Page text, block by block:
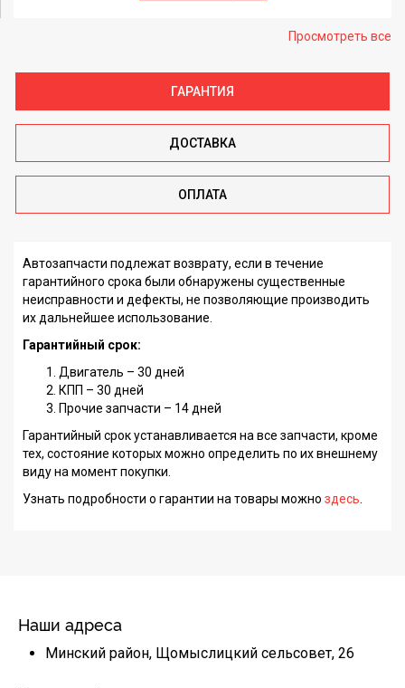
Просмотреть все
ГАРАНТИЯ
ДОСТАВКА
ОПЛАТА
Автозапчасти подлежат возврату, если в течение
гарантийного срока были обнаружены существенные
неисправности и дефекты, не позволяющие производить
их дальнейшее использование.
Гарантийный срок:
Двигатель – 30 дней
КПП – 30 дней
Прочие запчасти – 14 дней
Гарантийный срок устанавливается на все запчасти, кроме
тех, состояние которых можно определить по их внешнему
виду на момент покупки.
Узнать подробности о гарантии на товары можно здесь
Наши адреса
Минский район, Щомыслицкий сельсовет, 26